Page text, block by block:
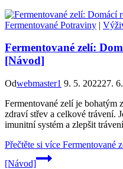
Fermentované Potraviny |
Fermentované zelí:
[Návod]
Odwebmaster1 9. 5. 202227.
Fermentované zelí je
zdraví střev a celkové trávení.
imunitní systém a zlepšit
Přečtěte si více Fermentované
[Návod]